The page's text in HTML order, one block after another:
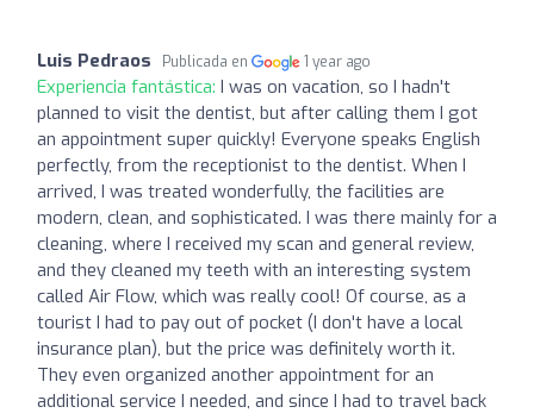
Luis Pedraos Publicada en 1 year ago
Experiencia fantástica: I was on vacation, so I hadn't
planned to visit the dentist, but after calling them I got
an appointment super quickly! Everyone speaks English
perfectly, from the receptionist to the dentist. When I
arrived, I was treated wonderfully, the facilities are
modern, clean, and sophisticated. I was there mainly for a
cleaning, where I received my scan and general review,
and they cleaned my teeth with an interesting system
called Air Flow, which was really cool! Of course, as a
tourist I had to pay out of pocket (I don't have a local
insurance plan), but the price was definitely worth it.
They even organized another appointment for an
additional service I needed, and since I had to travel back